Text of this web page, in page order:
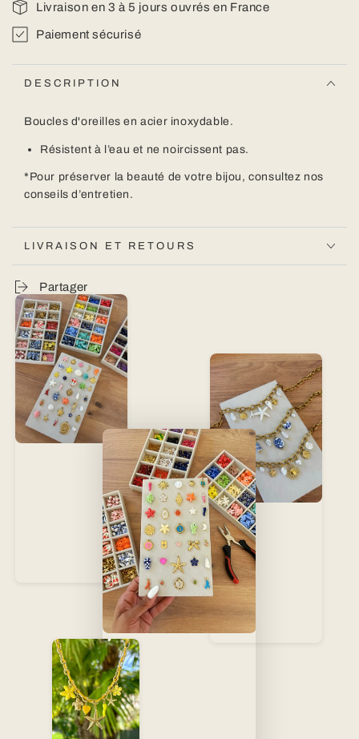
Livraison en 3 à 5 jours ouvrés en France
Paiement sécurisé
DESCRIPTION
Boucles d'oreilles en acier inoxydable.
Résistent à l’eau et ne noircissent pas.
* Pour préserver la beauté de votre bijou,consultez nos
conseils d’entretien.
LIVRAISON ET RETOURS
Partager